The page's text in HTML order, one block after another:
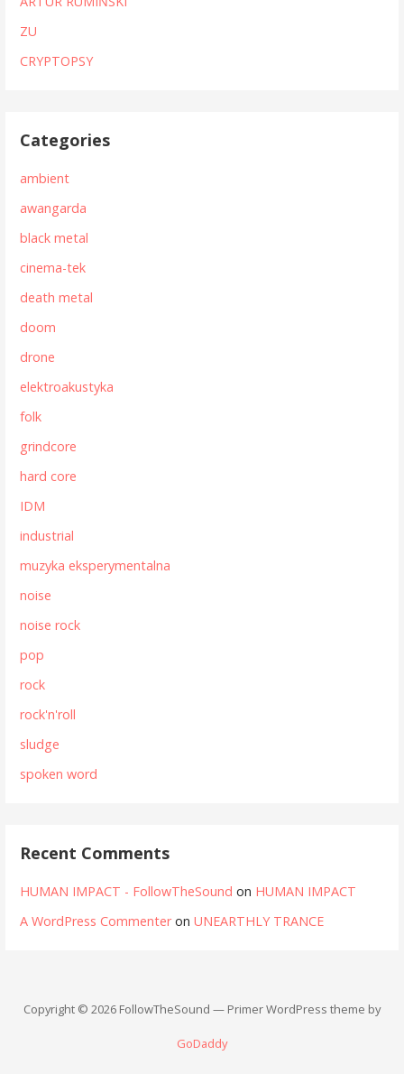
ZU
CRYPTOPSY
Categories
ambient
awangarda
black metal
cinema-tek
death metal
doom
drone
elektroakustyka
folk
grindcore
hard core
IDM
industrial
muzyka eksperymentalna
noise
noise rock
pop
rock
rock'n'roll
sludge
spoken word
Recent Comments
HUMAN IMPACT - FollowTheSound on HUMAN IMPACT
A WordPress CommenteronUNEARTHLY TRANCE
Copyright © 2026 FollowTheSound — Primer WordPress theme by
GoDaddy